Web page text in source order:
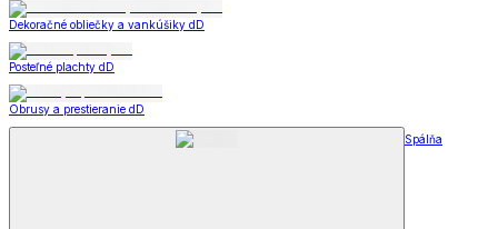
Dekoračné obliečky a vankúšiky dD
Posteľné plachty dD
Obrusy a prestieranie dD
Spálňa